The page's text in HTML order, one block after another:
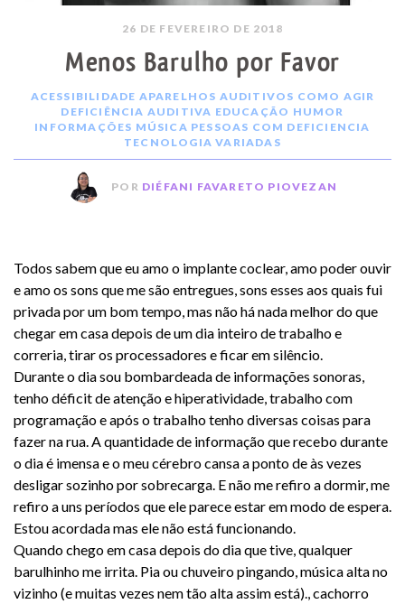
26 DE FEVEREIRO DE 2018
Menos Barulho por Favor
ACESSIBILIDADE APARELHOS AUDITIVOS COMO AGIR
DEFICIÊNCIA AUDITIVA EDUCAÇÃO HUMOR
INFORMAÇÕES MÚSICA PESSOAS COM DEFICIENCIA
TECNOLOGIA VARIADAS
POR DIÉFANI FAVARETO PIOVEZAN
Todos sabem que eu amo o implante coclear, amo poder ouvir
e amo os sons que me são entregues, sons esses aos quais fui
privada por um bom tempo, mas não há nada melhor do que
chegar em casa depois de um dia inteiro de trabalho e
correria, tirar os processadores e ficar em silêncio.
Durante o dia sou bombardeada de informações sonoras,
tenho déficit de atenção e hiperatividade, trabalho com
programação e após o trabalho tenho diversas coisas para
fazer na rua. A quantidade de informação que recebo durante
o dia é imensa e o meu cérebro cansa a ponto de às vezes
desligar sozinho por sobrecarga. E não me refiro a dormir, me
refiro a uns períodos que ele parece estar em modo de espera.
Estou acordada mas ele não está funcionando.
Quando chego em casa depois do dia que tive, qualquer
barulhinho me irrita. Pia ou chuveiro pingando, música alta no
vizinho (e muitas vezes nem tão alta assim está)., cachorro